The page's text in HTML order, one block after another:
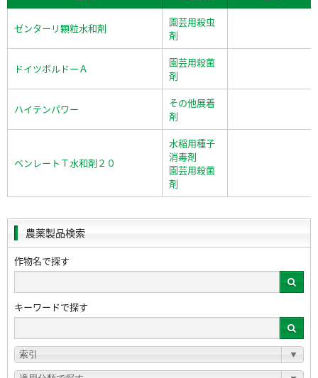
ゼンターリ顆粒水和剤
園芸用殺虫
剤
ドイツボルドーＡ
園芸用殺菌
剤
ハイテンパワー
その他展着
剤
ベンレートＴ水和剤２０
水稲用種子
消毒剤
園芸用殺菌
剤
農薬製品検索
作物名で探す
キーワードで探す